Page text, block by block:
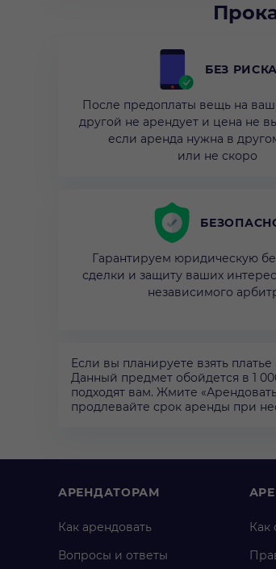
БЕЗ РИСКА
После предоплаты вещь на
другой не арендует и цена не
если аренда нужна в
или не скоро
Гарантируем юридическую
сделки и защиту ваших
независимого
Если вы планируете взять
Данный предмет обойдется в 1
подходят вам. Жмите
продлевайте срок аренды при
АРЕНДАТОРАМ
Как арендовать
Вопросы и ответы
Как